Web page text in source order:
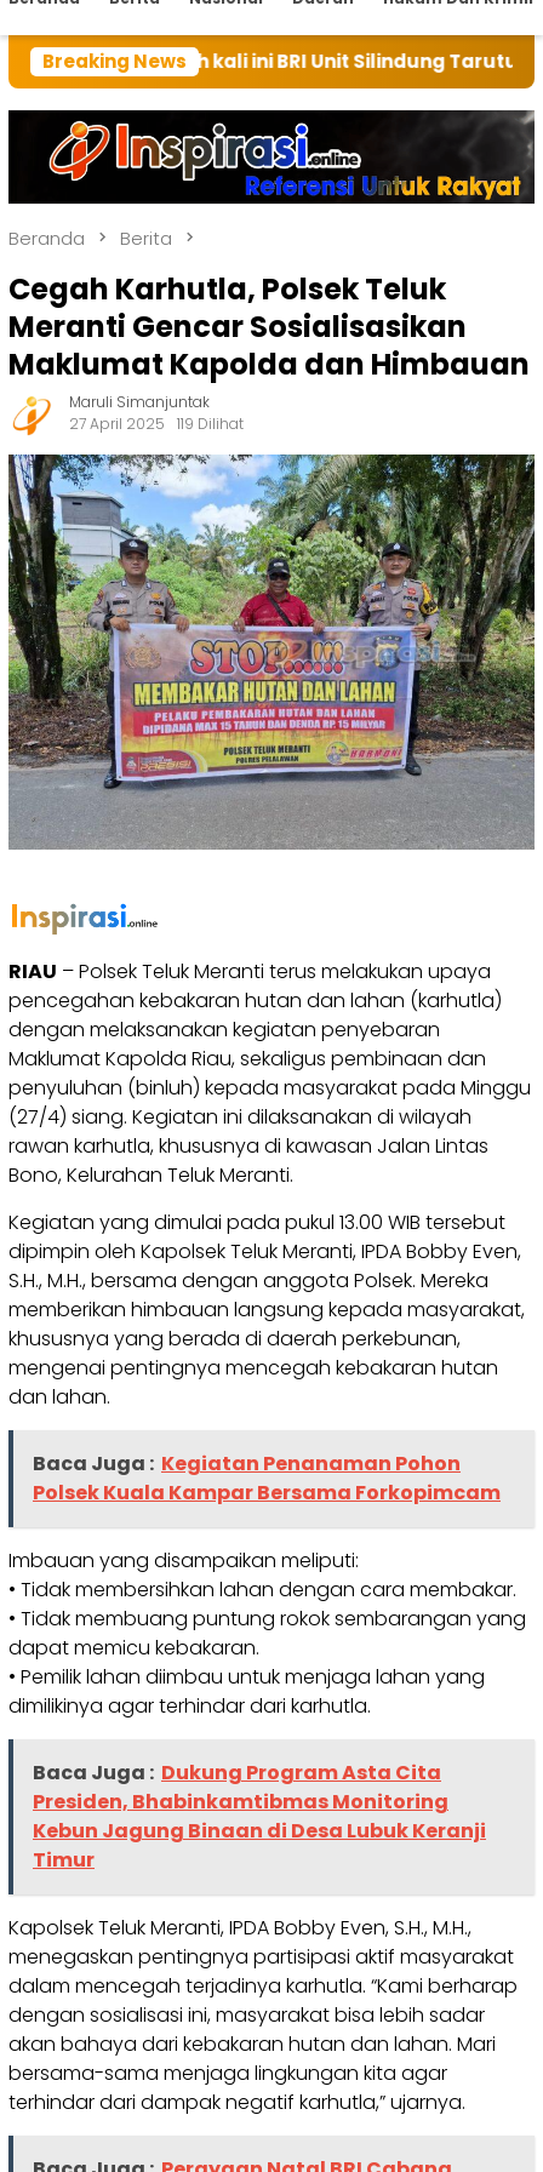
Breaking News
kali ini BRI Unit Silindung Tarutung Ingatkan
Beranda Berita
Cegah Karhutla, Polsek Teluk
Meranti Gencar Sosialisasikan
Maklumat Kapolda dan Himbauan
Maruli Simanjuntak
27 April 2025
119 Dilihat
RIAU – Polsek Teluk Meranti terus melakukan upaya
pencegahan kebakaran hutan dan lahan (karhutla)
dengan melaksanakan kegiatan penyebaran
Maklumat Kapolda Riau, sekaligus pembinaan dan
penyuluhan (binluh) kepada masyarakat pada Minggu
(27/4) siang. Kegiatan ini dilaksanakan di wilayah
rawan karhutla, khususnya di kawasan Jalan Lintas
Bono, Kelurahan Teluk Meranti.
Kegiatan yang dimulai pada pukul 13.00 WIB tersebut
dipimpin oleh Kapolsek Teluk Meranti, IPDA Bobby Even,
S.H., M.H., bersama dengan anggota Polsek. Mereka
memberikan himbauan langsung kepada masyarakat,
khususnya yang berada di daerah perkebunan,
mengenai pentingnya mencegah kebakaran hutan
dan lahan.
Baca Juga : Kegiatan Penanaman Pohon
Polsek Kuala Kampar Bersama Forkopimcam
Imbauan yang disampaikan meliputi:
• Tidak membersihkan lahan dengan cara membakar.
• Tidak membuang puntung rokok sembarangan yang
dapat memicu kebakaran.
• Pemilik lahan diimbau untuk menjaga lahan yang
dimilikinya agar terhindar dari karhutla.
Baca Juga : Dukung Program Asta Cita
Presiden, Bhabinkamtibmas Monitoring
Kebun Jagung Binaan di Desa Lubuk Keranji
Timur
Kapolsek Teluk Meranti, IPDA Bobby Even, S.H., M.H.,
menegaskan pentingnya partisipasi aktif masyarakat
dalam mencegah terjadinya karhutla. “Kami berharap
dengan sosialisasi ini, masyarakat bisa lebih sadar
akan bahaya dari kebakaran hutan dan lahan. Mari
bersama-sama menjaga lingkungan kita agar
terhindar dari dampak negatif karhutla,” ujarnya.